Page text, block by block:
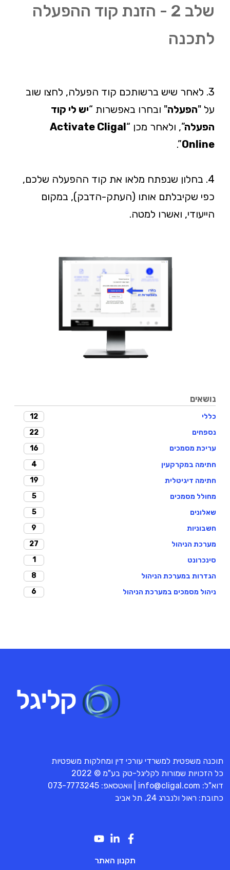
נושאים
כללי
12
נספחים
22
עריכת מסמכים
16
חתימה במקרקעין
4
חתימה דיגיטלית
19
מחולל מסמכים
5
שאלונים
5
חשבוניות
9
מערכת הניהול
27
סינכרונט
1
הגדרות במערכת הניהול
8
ניהול מסמכים במערכת הניהול
6
שלב 2 - הזנת קוד ההפעלה
לתכנה
3. לאחר שיש ברשותכם קוד הפעלה, לחצו שוב
על "הפעלה" ובחרו באפשרות “יש לי קוד
הפעלה”, ולאחר מכן “Activate Cligal
Online
”.
4. בחלון שנפתח מלאו את קוד ההפעלה שלכם,
כפי שקיבלתם אותו (העתק-הדבק), במקום
הייעודי, ואשרו למטה.
תוכנה משפטית למשרדי עורכי דין ומחלקות משפטיות
כל הזכויות שמורות לקליגל-טק בע"מ © 2022
דוא"ל: info@cligal.com | וואטסאפ: 073-7773245
כתובת: ראול ולנברג 24, תל אביב
תקנון האתר